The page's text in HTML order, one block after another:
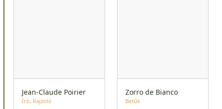
Jean-Claude Poirier
Író Rajzoló
Zorro de Bianco
Betűk